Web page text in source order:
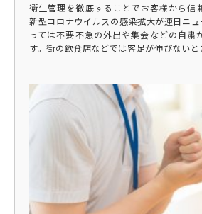
衛生管理を徹底することでお客様から信
新型コロナウイルスの感染拡大が連日ニ
っては不要不急の外出や集会などの自粛
す。街の飲食店などでは客足が伸びない